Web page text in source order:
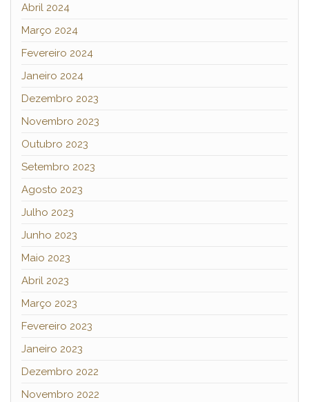
Abril 2024
Março 2024
Fevereiro 2024
Janeiro 2024
Dezembro 2023
Novembro 2023
Outubro 2023
Setembro 2023
Agosto 2023
Julho 2023
Junho 2023
Maio 2023
Abril 2023
Março 2023
Fevereiro 2023
Janeiro 2023
Dezembro 2022
Novembro 2022